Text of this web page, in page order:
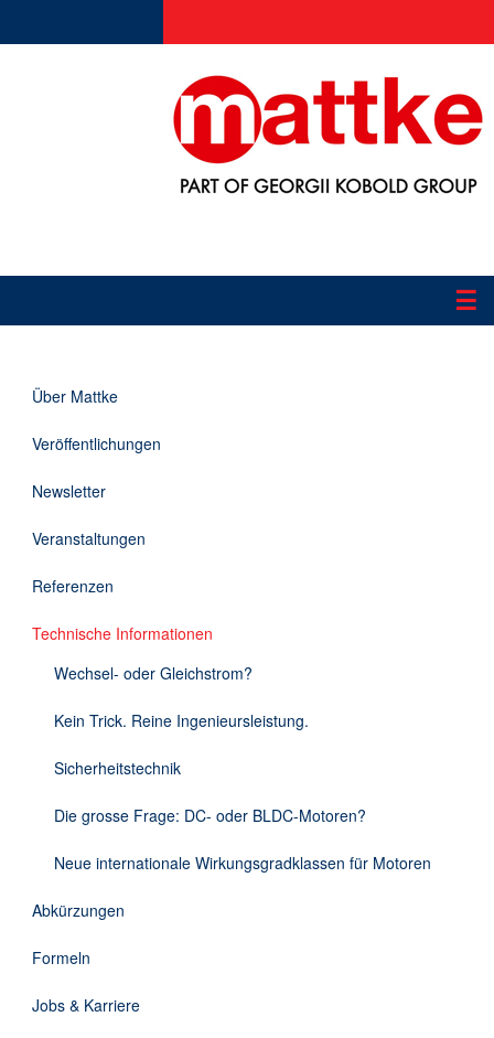
☰
Applikationen
Informationen
Downloads
Kontakt
Über Mattke
Veröffentlichungen
Newsletter
Veranstaltungen
Referenzen
Technische Informationen
Wechsel- oder Gleichstrom?
Kein Trick. Reine Ingenieursleistung.
Sicherheitstechnik
Die grosse Frage: DC- oder BLDC-Motoren?
Neue internationale Wirkungsgradklassen für Motoren
Abkürzungen
Formeln
Jobs & Karriere